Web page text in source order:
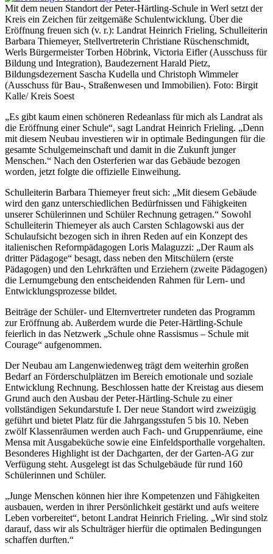
Mit dem neuen Standort der Peter-Härtling-Schule in Werl setzt der
Kreis ein Zeichen für zeitgemäße Schulentwicklung. Über die
Eröffnung freuen sich (v. r.): Landrat Heinrich Frieling, Schulleiterin
Barbara Thiemeyer, Stellvertreterin Christiane Rüschenschmidt,
Werls Bürgermeister Torben Höbrink, Victoria Eifler (Ausschuss für
Bildung und Integration), Baudezernent Harald Pietz,
Bildungsdezernent Sascha Kudella und Christoph Wimmeler
(Ausschuss für Bau-, Straßenwesen und Immobilien). Foto: Birgit
Kalle/ Kreis Soest
„Es gibt kaum einen schöneren Redeanlass für mich als Landrat als
die Eröffnung einer Schule“, sagt Landrat Heinrich Frieling. „Denn
mit diesem Neubau investieren wir in optimale Bedingungen für die
gesamte Schulgemeinschaft und damit in die Zukunft junger
Menschen.“ Nach den Osterferien war das Gebäude bezogen
worden, jetzt folgte die offizielle Einweihung.
Schulleiterin Barbara Thiemeyer freut sich: „Mit diesem Gebäude
wird den ganz unterschiedlichen Bedürfnissen und Fähigkeiten
unserer Schülerinnen und Schüler Rechnung getragen.“ Sowohl
Schulleiterin Thiemeyer als auch Carsten Schlagowski aus der
Schulaufsicht bezogen sich in ihren Reden auf ein Konzept des
italienischen Reformpädagogen Loris Malaguzzi: „Der Raum als
dritter Pädagoge“ besagt, dass neben den Mitschülern (erste
Pädagogen) und den Lehrkräften und Erziehern (zweite Pädagogen)
die Lernumgebung den entscheidenden Rahmen für Lern- und
Entwicklungsprozesse bildet.
Beiträge der Schüler- und Elternvertreter rundeten das Programm
zur Eröffnung ab. Außerdem wurde die Peter-Härtling-Schule
feierlich in das Netzwerk „Schule ohne Rassismus – Schule mit
Courage“ aufgenommen.
Der Neubau am Langenwiedenweg trägt dem weiterhin großen
Bedarf an Förderschulplätzen im Bereich emotionale und soziale
Entwicklung Rechnung. Beschlossen hatte der Kreistag aus diesem
Grund auch den Ausbau der Peter-Härtling-Schule zu einer
vollständigen Sekundarstufe I. Der neue Standort wird zweizügig
geführt und bietet Platz für die Jahrgangsstufen 5 bis 10. Neben
zwölf Klassenräumen werden auch Fach- und Gruppenräume, eine
Mensa mit Ausgabeküche sowie eine Einfeldsporthalle vorgehalten.
Besonderes Highlight ist der Dachgarten, der der Garten-AG zur
Verfügung steht. Ausgelegt ist das Schulgebäude für rund 160
Schülerinnen und Schüler.
„Junge Menschen können hier ihre Kompetenzen und Fähigkeiten
ausbauen, werden in ihrer Persönlichkeit gestärkt und aufs weitere
Leben vorbereitet“, betont Landrat Heinrich Frieling. „Wir sind stolz
darauf, dass wir als Schulträger hierfür die optimalen Bedingungen
schaffen durften.“